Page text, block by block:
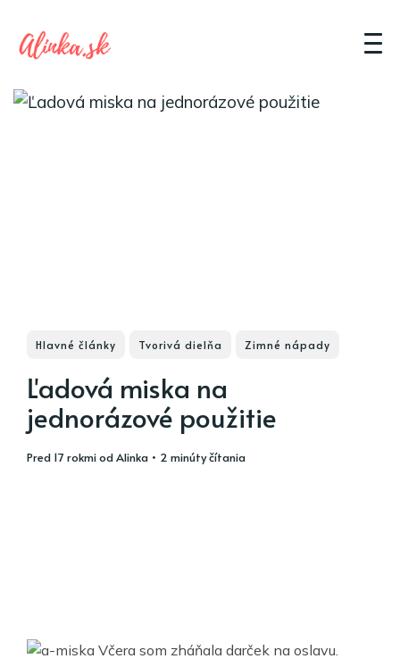
Hlavné články Tvorivá dielňa Zimné nápady
Ľadová miska na
jednorázové použitie
pred 17 rokmiodAlinka • 2 minúty čítania
Včera som zháňala darček na oslavu.